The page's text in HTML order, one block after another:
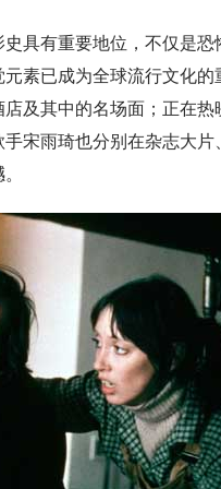
具有重要地位，不仅是
元素已成为全球流行文化
及其中的名场面；正在
宋雨琦也分别在杂志大